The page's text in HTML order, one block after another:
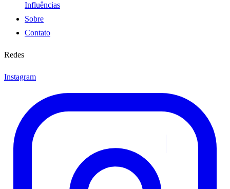
Influências
Sobre
Contato
Redes
Instagram